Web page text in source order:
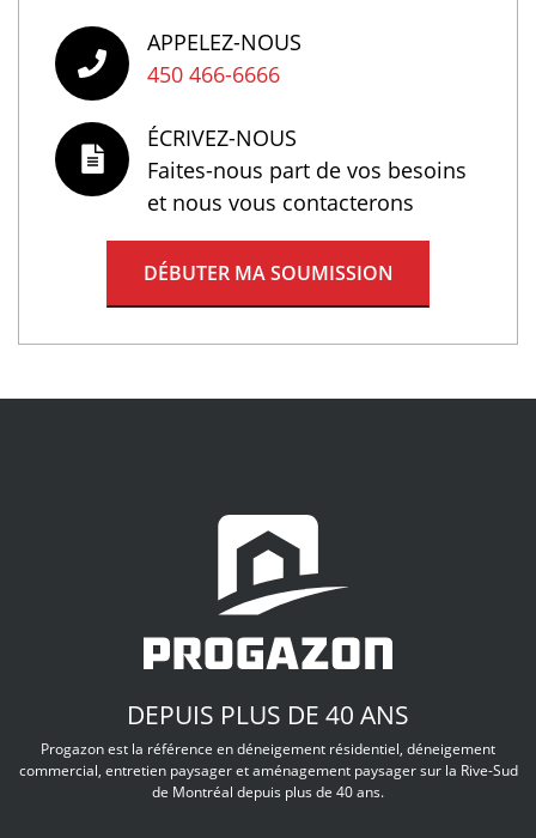
APPELEZ-NOUS
450 466-6666
ÉCRIVEZ-NOUS
Faites-nous part de vos besoins
et nous vous contacterons
DÉBUTER MA SOUMISSION
DEPUIS PLUS DE 40 ANS
Progazon est la référence en déneigement résidentiel, déneigement
commercial, entretien paysager et aménagement paysager sur la Rive-Sud
de Montréal depuis plus de 40 ans.